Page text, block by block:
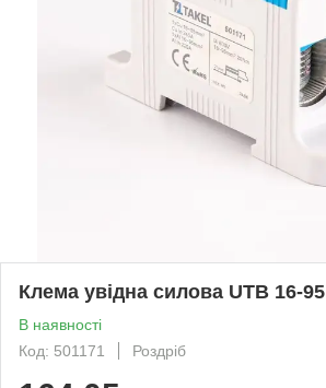
Клема увідна силова UTB 16-95
В наявності
Код: 501171
Роздріб